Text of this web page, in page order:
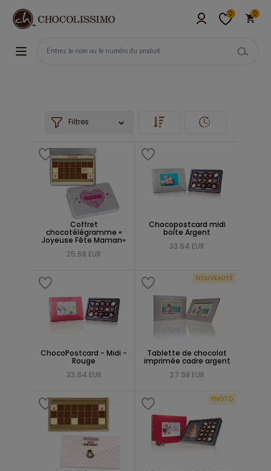
0 0
Filtres
Coffret
chocotélégramme «
Joyeuse Fête Maman»
25.68 EUR
Chocopostcard midi
boîte Argent
33.64 EUR
ChocoPostcard - Midi -
Rouge
33.64 EUR
NOUVEAUTÉ
Tablette de chocolat
imprimée cadre argent
27.98 EUR
PHOTO